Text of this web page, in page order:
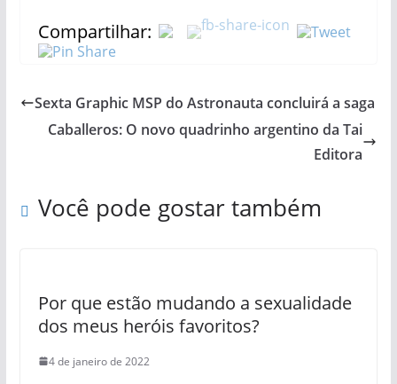
Compartilhar:
Sexta Graphic MSP do Astronauta concluirá a saga
Caballeros: O novo quadrinho argentino da Tai
Editora
Você pode gostar também
Por que estão mudando a sexualidade
dos meus heróis favoritos?
4 de janeiro de 2022